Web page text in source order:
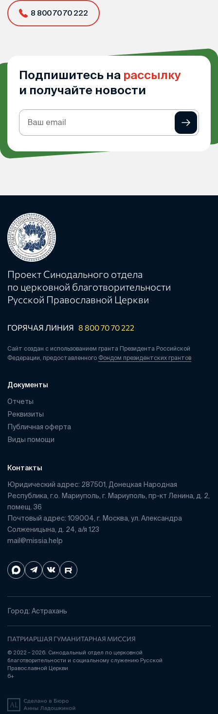
8 800 70 70 222
Подпишитесь на рассылку
и получайте новости
Подписка
на
Проект Синодального отдела
по церковной благотворительности
Русской Православной Церкви
ГОРЯЧАЯ ЛИНИЯ 8 800 70 70 222
Сайт создан с использованием гранта Президента Российской
Федерации, предоставленного Фондом президентских грантов
Документы
Отчеты
Реквизиты
Публичная оферта
Виды помощи
Контакты
Юридический адрес: 287501, Донецкая Народная
Республика, г.о. Мариуполь, г. Мариуполь, пр-кт Ленина, д. 2,
помещ. 36
Почтовый адрес: 109004, г. Москва, ул. Александра
Солженицына, д. 24, а/я 123
mail@missia.help
Город: Астрахань
ПАТРИАРШАЯ ГУМАНИТАРНАЯ МИССИЯ
© 2022 – 2026. Синодальный отдел по церковной
благотворительности и социальному служению Русской
Православной Церкви
6+